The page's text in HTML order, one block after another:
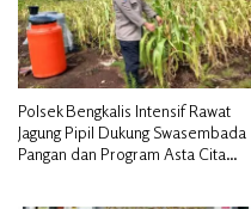
Polsek Bengkalis Intensif Rawat
Jagung Pipil Dukung Swasembada
Pangan dan Program Asta Cita